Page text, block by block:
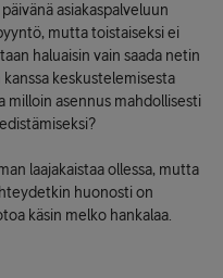
asiakaspalveluun
mutta toistaiseksi ei
haluaisin vain saada netin
keskustelemisesta
milloin asennus mahdollisesti
laajakaistaa ollessa, mutta
huonosti on
käsin melko hankalaa.